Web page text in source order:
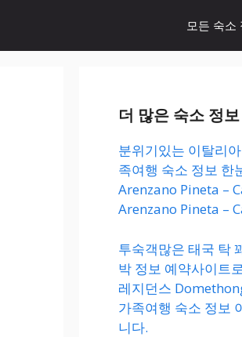
모든 숙소
더 많은 숙소 정보
분위기있는 이탈리
족여행 숙소 정보 한
Arenzano Pineta –
Arenzano Pineta –
투숙객많은 태국 탁
박 정보 예약사이트
레지던스
가족여행 숙소 정보
니다.